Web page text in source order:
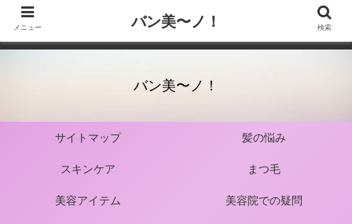
バン美〜ノ！
サイトマップ 髪の悩み
スキンケア まつ毛
美容アイテム 美容院での疑問
メニュー バン美〜ノ！ 検索